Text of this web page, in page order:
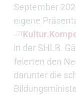
September
eigene
in der SHLB.
feierten den
darunter die